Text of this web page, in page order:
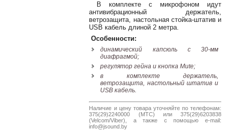
Наши
группы
В комплекте с микрофоном идут
антивибрационный держатель,
ветрозащита, настольная стойка-штатив и
USB кабель длиной 2 метра.
Особенности:
динамический капсюль с 30-мм
диафрагмой;
регулятор гейна и кнопка Mute;
в комплекте держатель,
ветрозащита, настольный штатив и
USB кабель.
Наличие и цену товара уточняйте по телефонам:
375(29)2240000 (МТС) или 375(29)6203838
(Velcom/Viber), а также с помощью e-mail:
info@jsound.by